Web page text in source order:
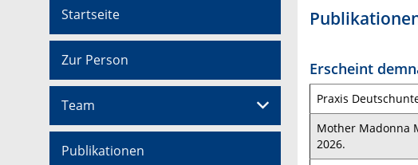
Startseite
Zur Person
Team
Publikationen
Erscheint
Praxis
Mother Madonna
2026.